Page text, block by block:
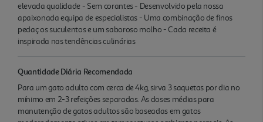
elevada qualidade - Sem corantes - Desenvolvido pela nossa
apaixonada equipa de especialistas - Uma combinação de finos
pedaç os suculentos e um saboroso molho - Cada receita é
inspirada nas tendências culinárias
Quantidade Diária Recomendada
Para um gato adulto com cerca de 4kg, sirva 3 saquetas por dia no
mínimo em 2-3 refeições separadas. As doses médias para
manutenção de gatos adultos são baseadas em gatos